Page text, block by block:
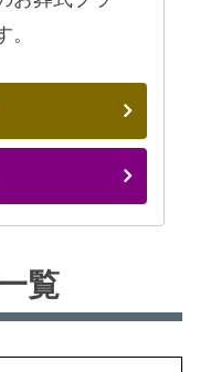
覧